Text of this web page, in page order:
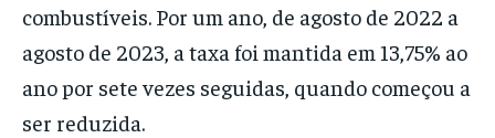
combustíveis. Por um ano, de agosto de 2022 a
agosto de 2023, a taxa foi mantida em 13,75% ao
ano por sete vezes seguidas, quando começou a
ser reduzida.